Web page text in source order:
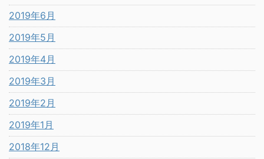
2019年6月
2019年5月
2019年4月
2019年3月
2019年2月
2019年1月
2018年12月